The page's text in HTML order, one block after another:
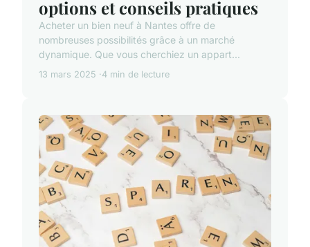
options et conseils pratiques
Acheter un bien neuf à Nantes offre de
nombreuses possibilités grâce à un marché
dynamique. Que vous cherchiez un appart...
13 mars 2025 4 min de lecture